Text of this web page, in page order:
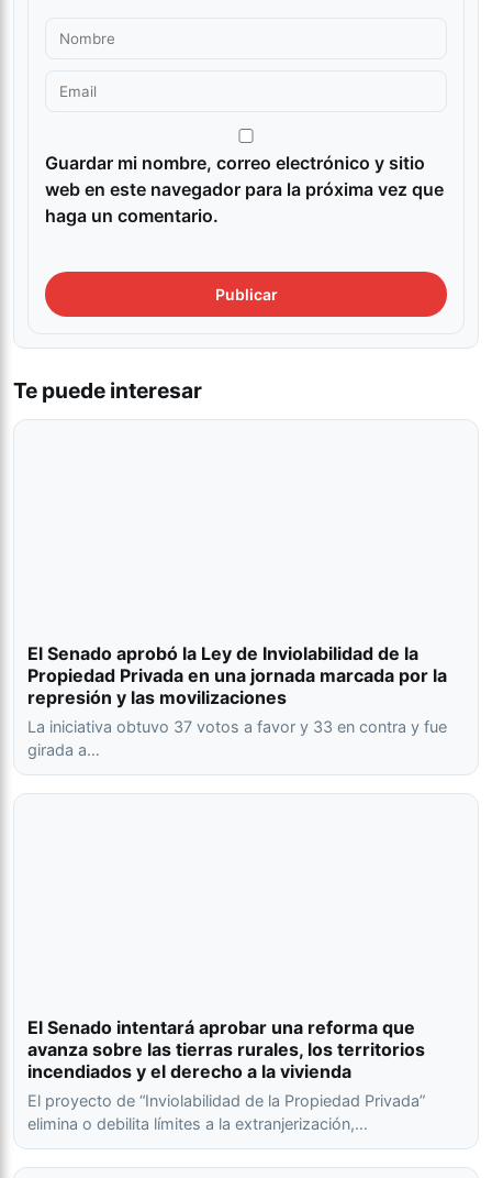
Guardar mi nombre, correo electrónico y sitio
web en este navegador para la próxima vez que
haga un comentario.
Te puede interesar
El Senado aprobó la Ley de Inviolabilidad de la
Propiedad Privada en una jornada marcada por la
represión y las movilizaciones
La iniciativa obtuvo 37 votos a favor y 33 en contra y fue
girada a…
El Senado intentará aprobar una reforma que
avanza sobre las tierras rurales, los territorios
incendiados y el derecho a la vivienda
El proyecto de “Inviolabilidad de la Propiedad Privada”
elimina o debilita límites a la extranjerización,…